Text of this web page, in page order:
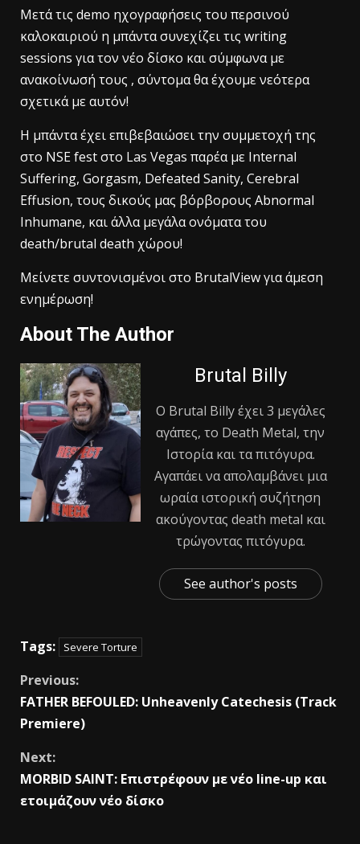
Μετά τις demo ηχογραφήσεις του περσινού
καλοκαιριού η μπάντα συνεχίζει τις writing
sessions για τον νέο δίσκο και σύμφωνα με
ανακοίνωσή τους , σύντομα θα έχουμε νεότερα
σχετικά με αυτόν!
Η μπάντα έχει επιβεβαιώσει την συμμετοχή της
στο NSE fest στο Las Vegas παρέα με Internal
Suffering, Gorgasm, Defeated Sanity, Cerebral
Effusion, τους δικούς μας βόρβορους Abnormal
Inhumane, και άλλα μεγάλα ονόματα του
death/brutal death χώρου!
Μείνετε συντονισμένοι στο BrutalView για άμεση
ενημέρωση!
About The Author
Brutal Billy
Ο Βrutal Βilly έχει 3 μεγάλες
αγάπες, το Death Metal, την
Ιστορία και τα πιτόγυρα.
Αγαπάει να απολαμβάνει μια
ωραία ιστορική συζήτηση
ακούγοντας death metal και
τρώγοντας πιτόγυρα.
See author's posts
Tags: Severe Torture
Previous:
FATHER BEFOULED: Unheavenly Catechesis (Track
Premiere)
Next:
MORBID SAINT: Eπιστρέφουν με νέο line-up και
ετοιμάζουν νέο δίσκο